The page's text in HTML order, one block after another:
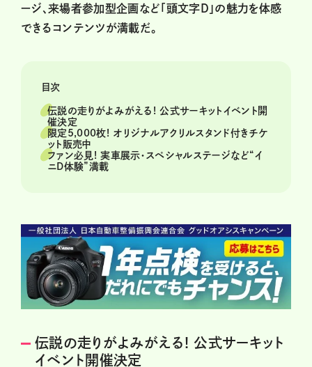
ージ、来場者参加型企画など「頭文字D」の魅力を体感
できるコンテンツが満載だ。
目次
伝説の走りがよみがえる! 公式サーキットイベント開
催決定
限定5,000枚! オリジナルアクリルスタンド付きチケ
ット販売中
ファン必見! 実車展示・スペシャルステージなど“イ
ニD体験”満載
伝説の走りがよみがえる! 公式サーキット
イベント開催決定